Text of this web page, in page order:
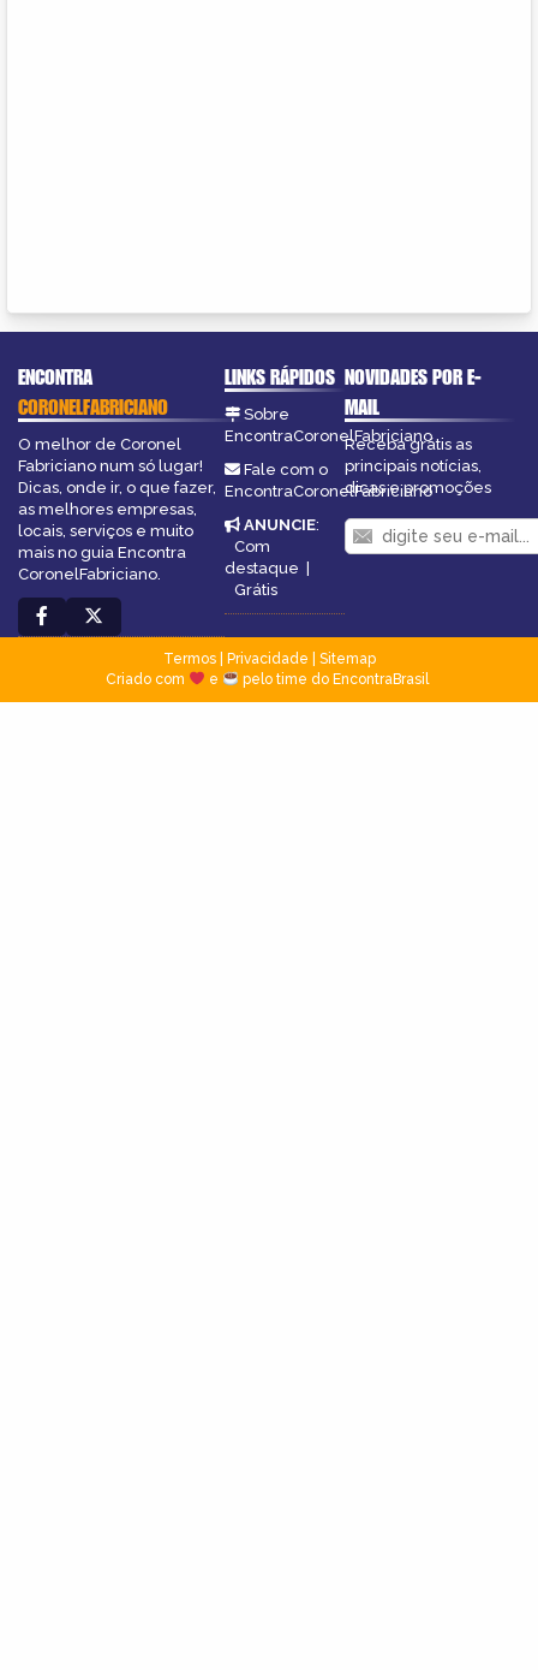
ENCONTRA
CORONELFABRICIANO
O melhor de Coronel
Fabriciano num só lugar!
Dicas, onde ir, o que fazer,
as melhores empresas,
locais, serviços e muito
mais no guia Encontra
CoronelFabriciano.
LINKS RÁPIDOS
Sobre
EncontraCoronelFabriciano
Fale com o
EncontraCoronelFabriciano
ANUNCIE:
Com
destaque |
Grátis
NOVIDADES POR E-
MAIL
Receba grátis as
principais notícias,
dicas e promoções
Termos| Privacidade
Sitemap
Criado com
e pelo time do EncontraBrasil